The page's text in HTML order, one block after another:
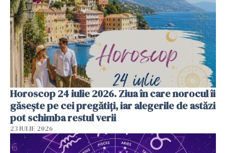
Horoscop 24 iulie 2026. Ziua în care norocul îi
găsește pe cei pregătiți, iar alegerile de astăzi
pot schimba restul verii
23 IULIE 2026